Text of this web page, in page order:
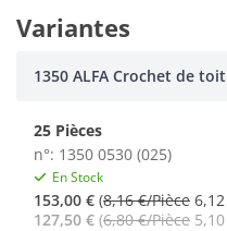
Variantes
1350 ALFA Crochet de
25 Pièces
n°: 1350 0530 (025)
En Stock
153,00 € (8,16 €/Pièce
127,50 € (6,80 €/Pièce